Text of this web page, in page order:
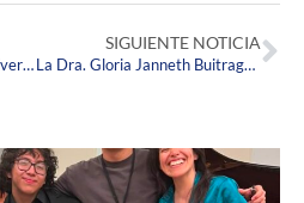
55 años de la Fundación Universitaria Juan N. Corpas: un legado de excelencia que se transforma para el futuro
SIGUIENTE NOTICIA
La Dra. Gloria Janneth Buitrago, egresada de la Escuela de Medicina compartió su trayectoria internacional con estudiantes Corpistas